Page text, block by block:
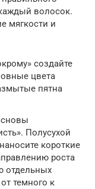
волосок.
мягкости и
создайте
цвета
пятна
Полусухой
короткие
роста
отдельных
темного к